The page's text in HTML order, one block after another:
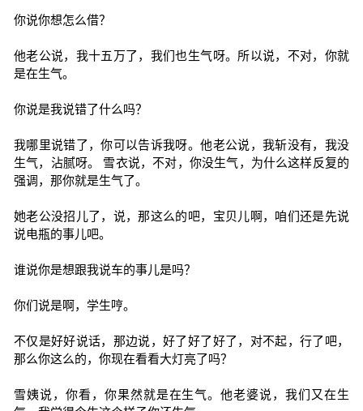
你说你想怎么借？
他老公说，我十五万了，我们也生气呀。所以说，不对，你就
是在生气。
你说是我说错了什么吗？
我哪里说错了，你可以告诉我呀。他老公说，我斩没有，我没
生气，沾腻呀。 雪衣说，不对，你没生气，为什么这样反复的
强调，那你就是生气了。
她老公没招儿了，说，那这么的吧，宝贝儿啊，咱们还是先说
说电瓶的事儿吧。
谁说你是想跟我说车的事儿是吗？
你们说是啊，学生哼。
不仅是好好说话，那边说，好了好了好了，对不起，行了吧，
那么你这么的，你现在看看大灯亮了吗？
雪姨说，你看，你果然就是在生气。他老婆说，我们又在生